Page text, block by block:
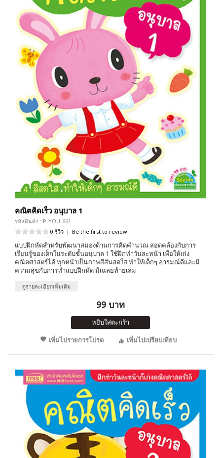
คณิตคิดเร็ว อนุบาล 1
รหัสสินค้า : P-YOU-661
0 รีวิว | Be the first to review
แบบฝึกหัดสำหรับพัฒนาสมองด้านการคิดคำนวณ สอดคล้องกับการ
เรียนรู้ของเด็กในระดับชั้นอนุบาล 1 ใช้ฝึกทำวันละหน้า เพื่อให้เก่ง
คณิตศาสตร์ได้ ทุกหน้าเป็นภาพสีสันสดใส ทำให้เด็กๆ อารมณ์ดีและมี
ความสุขกับการทำแบบฝึกหัด มีเฉลยท้ายเล่ม
ดูรายละเอียดเพิ่มเติม
99 บาท
หยิบใส่ตะกร้า
เพิ่มไปรายการโปรด
เพิ่มไปเปรียบเทียบ